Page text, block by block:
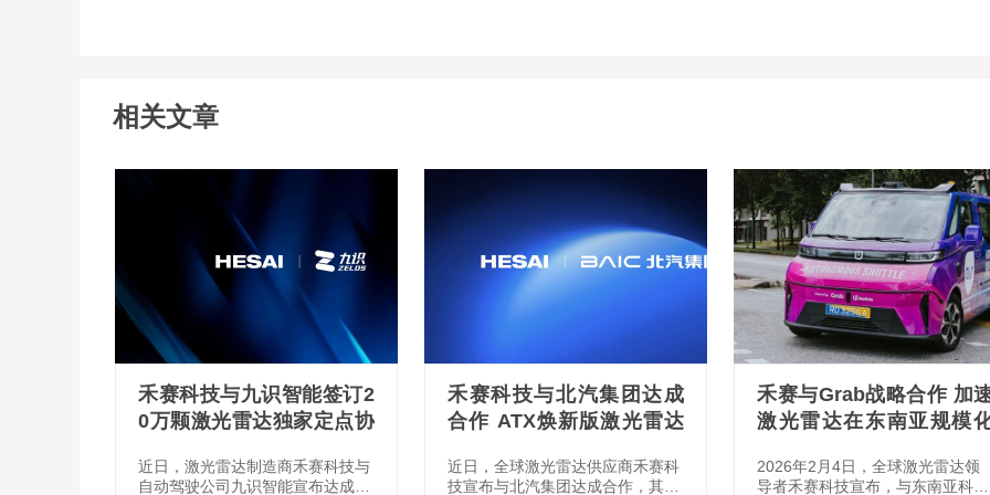
相关文章
禾赛科技与九识智能签订2
0万颗激光雷达独家定点协
近日，激光雷达制造商禾赛科技与
自动驾驶公司九识智能宣布达成独
禾赛科技与北汽集团达成
合作 ATX焕新版激光雷达
近日，全球激光雷达供应商禾赛科
技宣布与北汽集团达成合作，其AT
禾赛与Grab战略合作 加
激光雷达在东南亚规模
2026年2月4日，全球激光雷达领
导者禾赛科技宣布，与东南亚科技